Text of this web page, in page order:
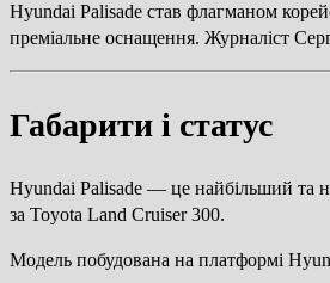
Hyundai Palisade став флагманом
преміальне оснащення. Журналіст
Габарити і статус
Hyundai Palisade — це найбільший та
за Toyota Land Cruiser 300.
Модель побудована на платформі